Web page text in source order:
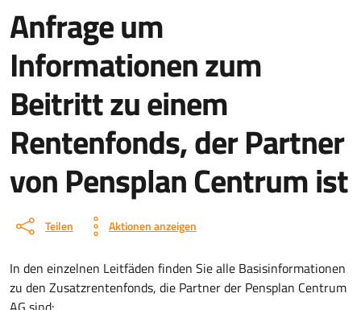
Anfrage um
Informationen zum
Beitritt zu einem
Rentenfonds, der Partner
von Pensplan Centrum ist
Teilen Aktionen anzeigen
In den einzelnen Leitfäden finden Sie alle Basisinformationen
zu den Zusatzrentenfonds, die Partner der Pensplan Centrum